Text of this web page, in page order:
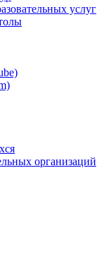
услуг
организаций